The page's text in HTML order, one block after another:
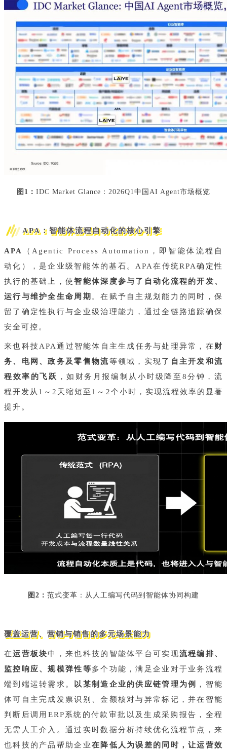
图1： IDC Market Glance：2026Q1中国AI Agent市场概览
APA：智能体流程自动化的核心引擎
APA
（Agentic Process Automation，即智能体流程自
动化），是企业级智能体的基石。APA在传统RPA确定性
执行的基础上，使智能体深度参与了自动化流程的开发、
运行与维护全生命周期 。在赋予自主规划能力的同时，保
留了确定性执行与企业级治理能力，通过全链路追踪确保
安全可控。
来也科技APA通过智能体自主生成任务与处理异常，在 财
务、电网、政务及零售物流等领域，实现了 自主开发和流
程效率的飞跃 ，如财务月报编制从小时级降至8分钟，流
程开发从1～2天缩短至1～2个小时，实现流程效率的显著
提升。
图2： 范式变革：从人工编写代码到智能体协同构建
覆盖运营、营销与销售的多元场景能力
在运营板块中，来也科技的智能体平台可实现流程编排、
监控响应、规模弹性等多个功能，满足企业对于业务流程
端到端运转需求。
以某制造企业的供应链管理为例
，智能
体可自主完成发票识别、金额核对与异常标记，并在智能
判断后调用ERP系统的付款审批以及生成采购报告，全程
无需人工介入。通过实时数据分析持续优化流程节点，来
也科技的产品帮助企业在降低人为误差的同时，让运营效